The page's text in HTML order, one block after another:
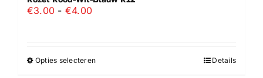
€3.00 - €4.00Prijsklasse:
€4.00
Opties selecterenDit
Details